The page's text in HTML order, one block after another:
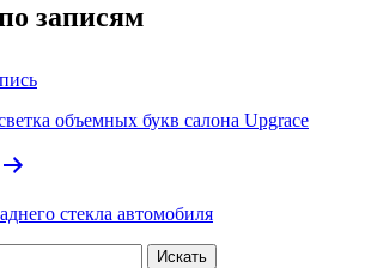
записям
объемных букв салона Upgrace
стекла автомобиля